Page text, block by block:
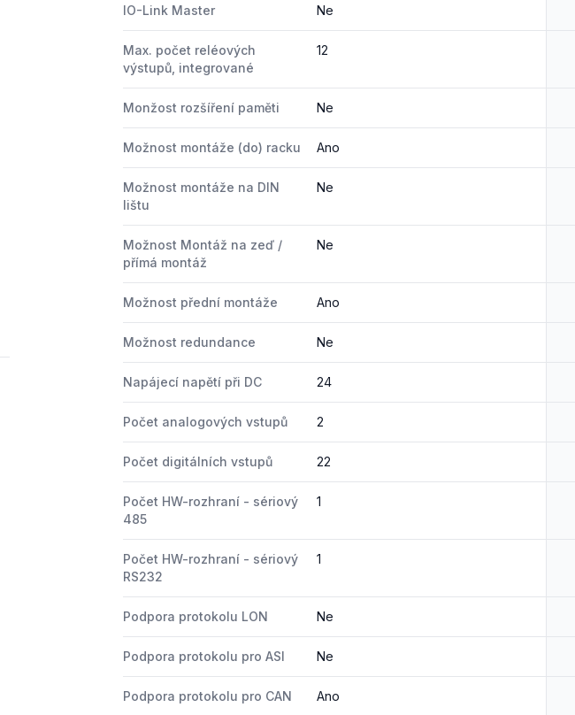
IO-Link Master Ne
Max. počet reléových
výstupů, integrované
12
Monžost rozšíření paměti Ne
Možnost montáže (do) racku Ano
Možnost montáže na DIN
lištu
Ne
Možnost Montáž na zeď /
přímá montáž
Ne
Možnost přední montáže Ano
Možnost redundance Ne
Napájecí napětí při DC 24
Počet analogových vstupů 2
Počet digitálních vstupů 22
Počet HW-rozhraní - sériový
485
1
Počet HW-rozhraní - sériový
RS232
1
Podpora protokolu LON Ne
Podpora protokolu pro ASI Ne
Podpora protokolu pro CAN Ano